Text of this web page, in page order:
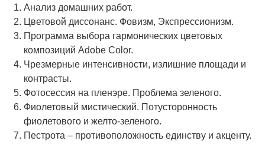
Анализ домашних работ.
Цветовой диссонанс. Фовизм, Экспрессионизм.
Программа выбора гармонических цветовых
композиций Adobe Color.
Чрезмерные интенсивности, излишние площади и
контрасты.
Фотосессия на пленэре. Проблема зеленого.
Фиолетовый мистический. Потусторонность
фиолетового и желто-зеленого.
Пестрота – противоположность единству и акценту.